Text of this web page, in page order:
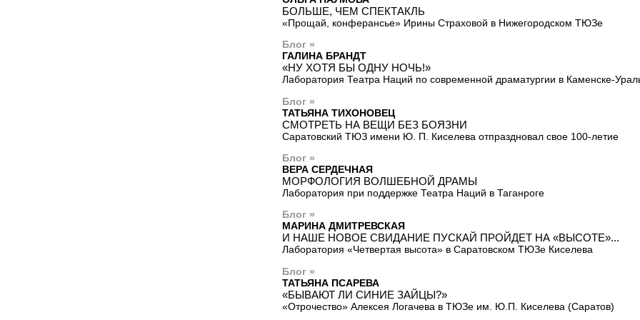
БОЛЬШЕ, ЧЕМ СПЕКТАКЛЬ
«Прощай, конферансье» Ирины Страховой в Нижегородском ТЮЗе
Блог »
ГАЛИНА БРАНДТ
«НУ ХОТЯ БЫ ОДНУ НОЧЬ!»
Лаборатория Театра Наций по современной драматургии в Каменске-
Блог »
ТАТЬЯНА ТИХОНОВЕЦ
СМОТРЕТЬ НА ВЕЩИ БЕЗ БОЯЗНИ
Саратовский ТЮЗ имени Ю. П. Киселева отпраздновал свое 100-летие
Блог »
ВЕРА СЕРДЕЧНАЯ
МОРФОЛОГИЯ ВОЛШЕБНОЙ ДРАМЫ
Лаборатория при поддержке Театра Наций в Таганроге
Блог »
МАРИНА ДМИТРЕВСКАЯ
И НАШЕ НОВОЕ СВИДАНИЕ ПУСКАЙ ПРОЙДЕТ НА «ВЫСОТЕ»...
Лаборатория «Четвертая высота» в Саратовском ТЮЗе Киселева
Блог »
ТАТЬЯНА ПСАРЕВА
«БЫВАЮТ ЛИ СИНИЕ ЗАЙЦЫ?»
«Отрочество» Алексея Логачева в ТЮЗе им. Ю.П. Киселева (Саратов)